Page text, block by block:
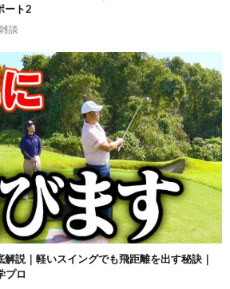
ート2
談
説｜軽いスイングでも飛距離を出す秘訣｜
プロ